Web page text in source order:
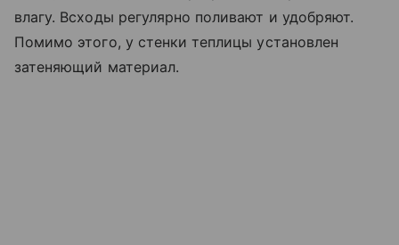
влагу. Всходы регулярно поливают и удобряют.
Помимо этого, у стенки теплицы установлен
затеняющий материал.